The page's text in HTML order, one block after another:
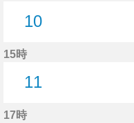
10
15時
11
17時